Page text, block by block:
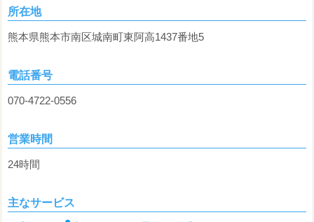
所在地
熊本県熊本市南区城南町東阿高1437番地5
電話番号
070-4722-0556
営業時間
24時間
主なサービス